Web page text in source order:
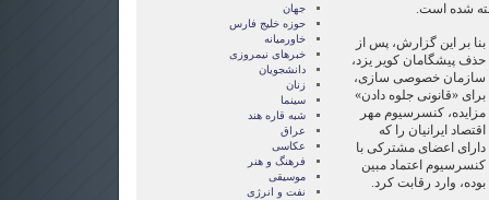
شده است.
بنا بر این گزارش، پس از
حذف پیشگامان کویر یزد،
سازمان خصوصی‌ سازی،
برای «قانونی جلوه دادن»
مزایده، کنسرسیوم مهر
اقتصاد ایرانیان را که
دارای اعضای مشترکی با
کنسرسیوم اعتماد مبین
بوده، وارد رقابت کرد.
جهان
حوزه خلیج فارس
خاورمیانه
خبرهای نیمروزی
دانشجویان
زنان
سینما
شبه قاره هند
عراق
عکاسی
فرهنگ و هنر
موسیقی
نفت و انرژی